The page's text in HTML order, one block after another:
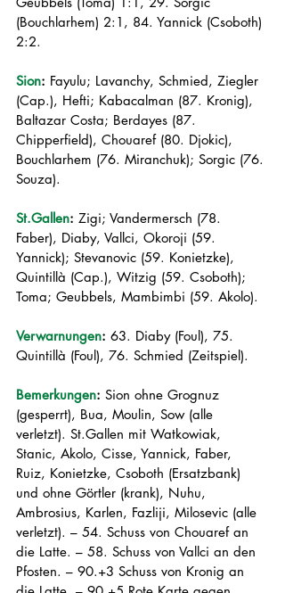
(Bouchlarhem) 2:1, 84. Yannick (Csoboth)
2:2.
Sion: Fayulu; Lavanchy, Schmied, Ziegler
(Cap.), Hefti; Kabacalman (87. Kronig),
Baltazar Costa; Berdayes (87.
Chipperfield), Chouaref (80. Djokic),
Bouchlarhem (76. Miranchuk); Sorgic (76.
Souza).
St.Gallen: Zigi; Vandermersch (78.
Faber), Diaby, Vallci, Okoroji (59.
Yannick); Stevanovic (59. Konietzke),
Quintillà (Cap.), Witzig (59. Csoboth);
Toma; Geubbels, Mambimbi (59. Akolo).
Verwarnungen: 63. Diaby (Foul), 75.
Quintillà (Foul), 76. Schmied (Zeitspiel).
Bemerkungen: Sion ohne Grognuz
(gesperrt), Bua, Moulin, Sow (alle
verletzt). St.Gallen mit Watkowiak,
Stanic, Akolo, Cisse, Yannick, Faber,
Ruiz, Konietzke, Csoboth (Ersatzbank)
und ohne Görtler (krank), Nuhu,
Ambrosius, Karlen, Fazliji, Milosevic (alle
verletzt). – 54. Schuss von Chouaref an
die Latte. – 58. Schuss von Vallci an den
Pfosten. – 90.+3 Schuss von Kronig an